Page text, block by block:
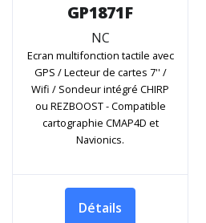
GP1871F
NC
Ecran multifonction tactile avec
GPS / Lecteur de cartes 7'' /
Wifi / Sondeur intégré CHIRP
ou REZBOOST - Compatible
cartographie CMAP4D et
Navionics.
Détails